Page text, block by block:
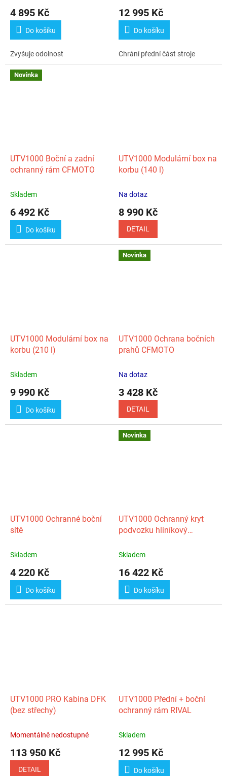
4 895 Kč
Do košíku
Zvyšuje odolnost
12 995 Kč
Do košíku
Chrání přední část stroje
Novinka
UTV1000 Boční a zadní
ochranný rám CFMOTO
Skladem
6 492 Kč
Do košíku
UTV1000 Modulární box na
korbu (140 l)
Na dotaz
8 990 Kč
DETAIL
UTV1000 Modulární box na
korbu (210 l)
Skladem
9 990 Kč
Do košíku
Novinka
UTV1000 Ochrana bočních
prahů CFMOTO
Na dotaz
3 428 Kč
DETAIL
UTV1000 Ochranné boční
sítě
Skladem
4 220 Kč
Do košíku
Novinka
UTV1000 Ochranný kryt
podvozku hliníkový
Skladem
16 422 Kč
Do košíku
UTV1000 PRO Kabina DFK
(bez střechy)
Momentálně nedostupné
113 950 Kč
DETAIL
UTV1000 Přední + boční
ochranný rám RIVAL
Skladem
12 995 Kč
Do košíku